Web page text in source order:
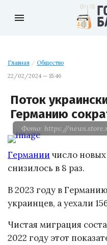
menu
Главная / Общество
22/02/2024 — 15:46
Поток
Германию
Фото: https://
Германии число
снизилось в 8 раз.
В 2023 году в
украинцев, а уехали
Чистая миграция
2022 году этот